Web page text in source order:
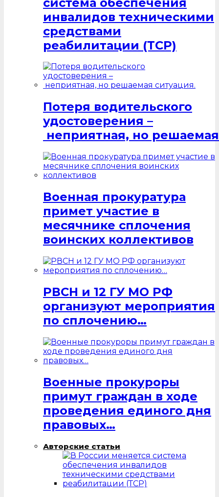
инвалидов техническими
средствами
реабилитации (ТСР)
Потеря водительского
удостоверения –
неприятная, но
Военная прокуратура
примет участие в
месячнике сплочения
воинских коллективов
РВСН и 12 ГУ МО РФ
организуют мероприятия
по сплочению…
Военные прокуроры
примут граждан в ходе
проведения единого дня
правовых…
Авторские статьи